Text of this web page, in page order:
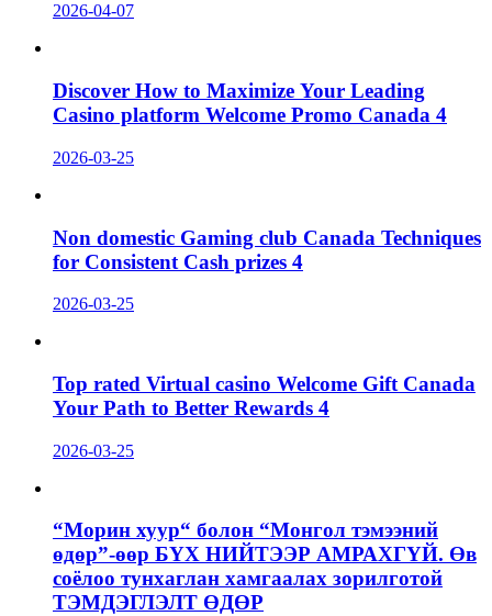
2026-04-07
Discover How to Maximize Your Leading
Casino platform Welcome Promo Canada 4
2026-03-25
Non domestic Gaming club Canada Techniques
for Consistent Cash prizes 4
2026-03-25
Top rated Virtual casino Welcome Gift Canada
Your Path to Better Rewards 4
2026-03-25
“Морин хуур“ болон “Монгол тэмээний
өдөр”-өөр БҮХ НИЙТЭЭР АМРАХГҮЙ. Өв
соёлоо тунхаглан хамгаалах зорилготой
ТЭМДЭГЛЭЛТ ӨДӨР